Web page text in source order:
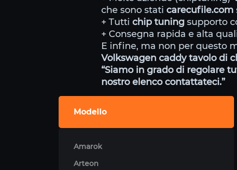
che sono stati carecufile.com
+ Tutti chip tuning supporto
+ Consegna rapida e alta
E infine, ma non per questo
Volkswagen caddy tavolo di
“Siamo in grado di regolare
nostro elenco contattateci.”
Modello
Amarok
Arteon